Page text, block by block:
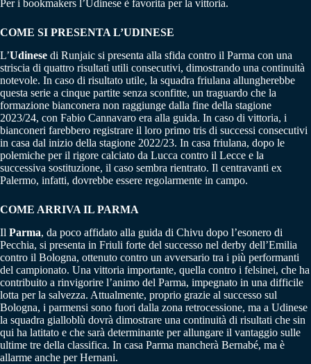
Per i bookmakers l’Udinese è favorita per la vittoria.
COME SI PRESENTA L’UDINESE
L’Udinese di Runjaic si presenta alla sfida contro il Parma con una
striscia di quattro risultati utili consecutivi, dimostrando una continuità
notevole. In caso di risultato utile, la squadra friulana allungherebbe
questa serie a cinque partite senza sconfitte, un traguardo che la
formazione bianconera non raggiunge dalla fine della stagione
2023/24, con Fabio Cannavaro era alla guida. In caso di vittoria, i
bianconeri farebbero registrare il loro primo tris di successi consecutivi
in casa dal inizio della stagione 2022/23. In casa friulana, dopo le
polemiche per il rigore calciato da Lucca contro il Lecce e la
successiva sostituzione, il caso sembra rientrato. Il centravanti ex
Palermo, infatti, dovrebbe essere regolarmente in campo.
COME ARRIVA IL PARMA
Il Parma, da poco affidato alla guida di Chivu dopo l’esonero di
Pecchia, si presenta in Friuli forte del successo nel derby dell’Emilia
contro il Bologna, ottenuto contro un avversario tra i più performanti
del campionato. Una vittoria importante, quella contro i felsinei, che ha
contribuito a rinvigorire l’animo del Parma, impegnato in una difficile
lotta per la salvezza. Attualmente, proprio grazie al successo sul
Bologna, i parmensi sono fuori dalla zona retrocessione, ma a Udinese
la squadra gialloblù dovrà dimostrare una continuità di risultati che sin
qui ha latitato e che sarà determinante per allungare il vantaggio sulle
ultime tre della classifica. In casa Parma mancherà Bernabé, ma è
allarme anche per Hernani.